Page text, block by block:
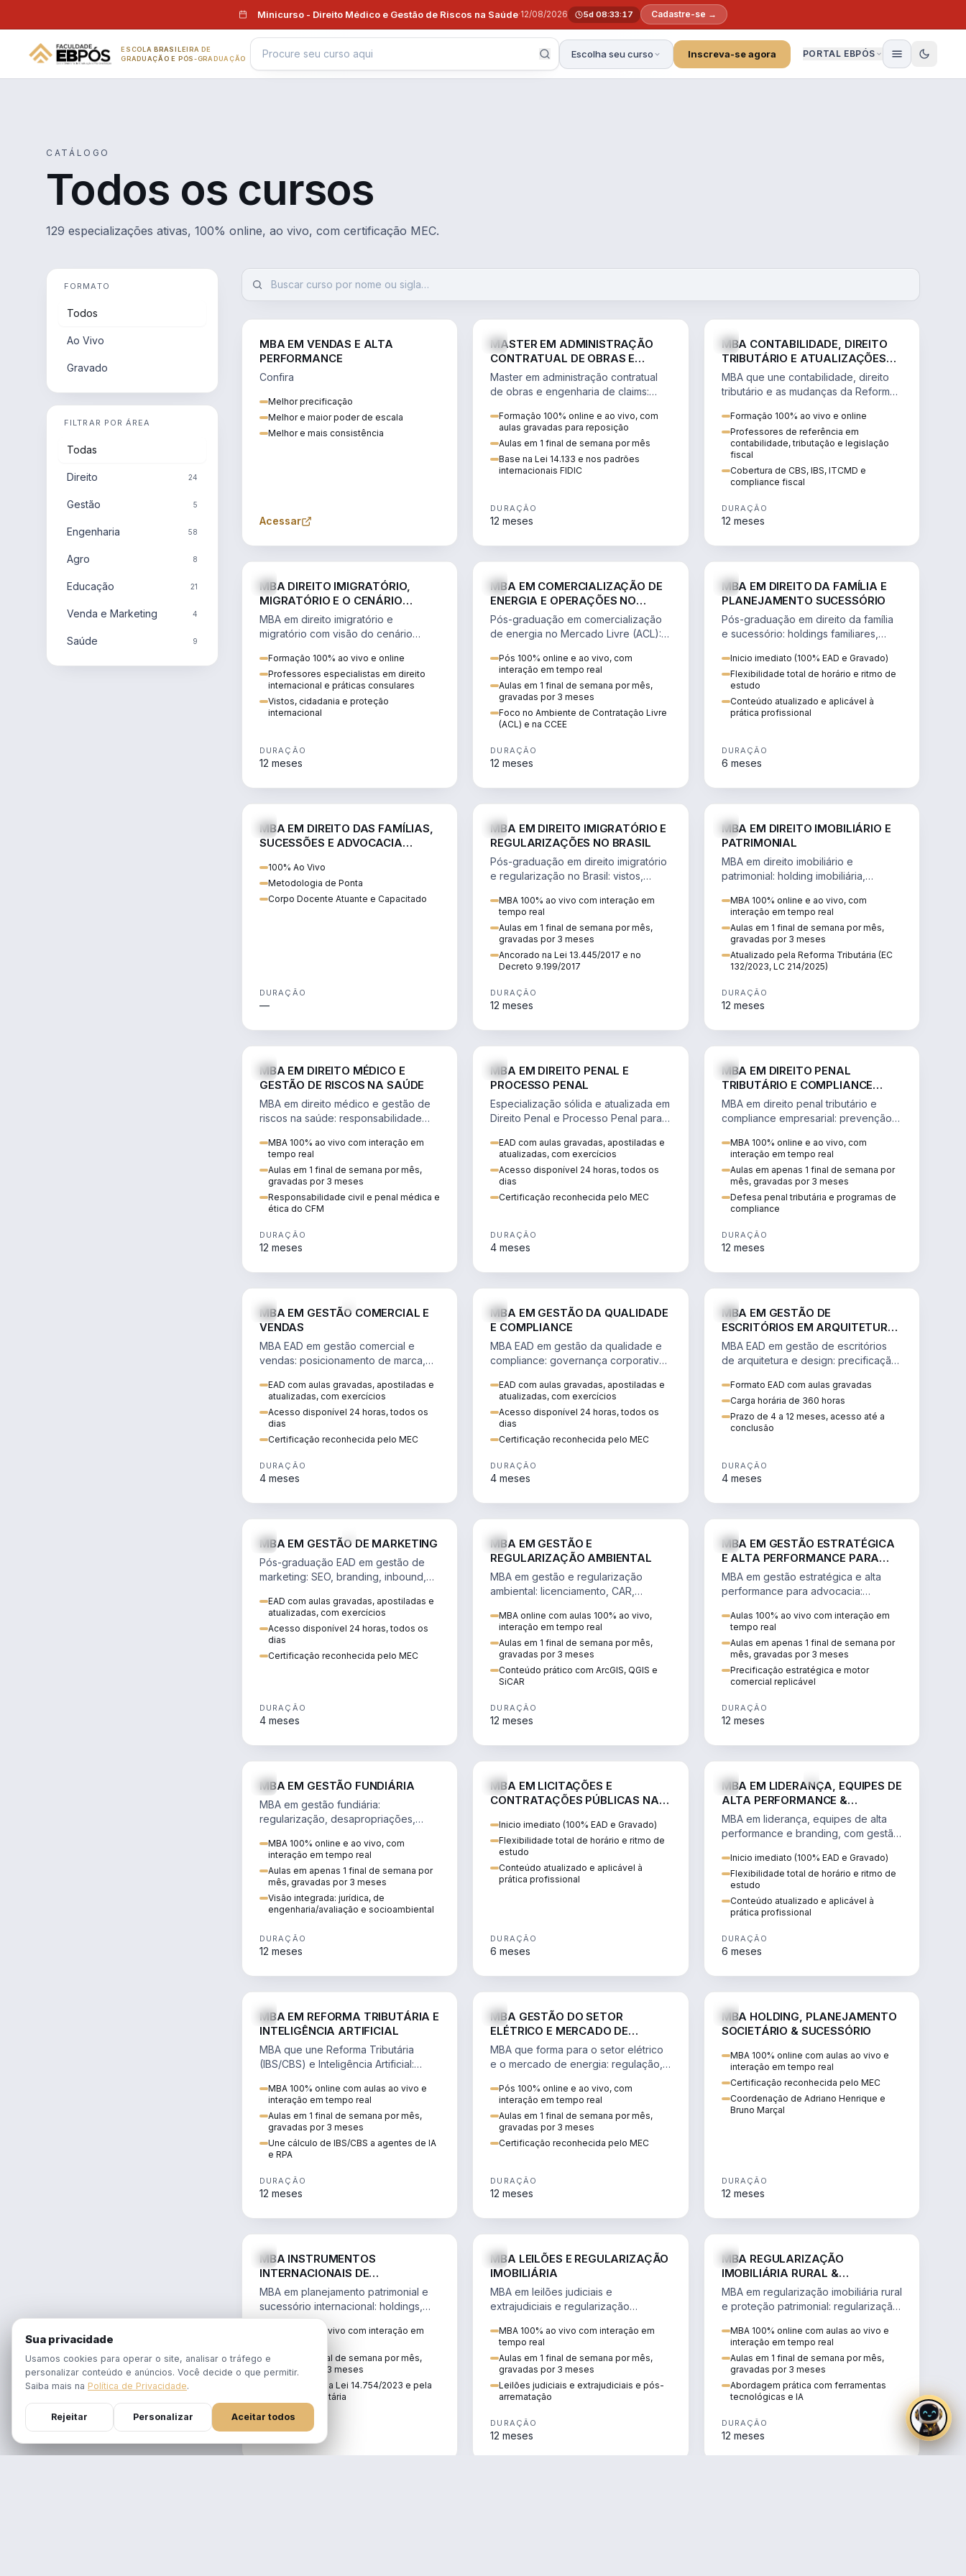
Minicurso - Direito Médico e Gestão de Riscos na Saúde·12/08/2026 5d 08:33:15 Cadastre-se →
ESCOLA BRASILEIRA DE
GRADUAÇÃO E PÓS-GRADUAÇÃO
Escolha seu curso Inscreva-se agora PORTAL EBPÓS
CATÁLOGO
Todos os cursos
129 especializações ativas, 100% online, ao vivo, com certificação MEC.
FORMATO
Todos
Ao Vivo
Gravado
FILTRAR POR ÁREA
Todas
Direito 24
Gestão 5
Engenharia 58
Agro 8
Educação 21
Venda e Marketing 4
Saúde 9
MBA EM VENDAS E ALTA
PERFORMANCE
Confira
Melhor precificação
Melhor e maior poder de escala
Melhor e mais consistência
Acessar
MASTER EM ADMINISTRAÇÃO
CONTRATUAL DE OBRAS E
ENGENHARIA DE CLAIMS
Master em administração contratual
de obras e engenharia de claims:
pleitos, delay analysis e FIDIC.
Formação 100% online e ao vivo, com
aulas gravadas para reposição
Aulas em 1 final de semana por mês
Base na Lei 14.133 e nos padrões
internacionais FIDIC
DURAÇÃO
12 meses
MBA CONTABILIDADE, DIREITO
TRIBUTÁRIO E ATUALIZAÇÕES
DA REFORMA TRIBUTÁRIA
MBA que une contabilidade, direito
tributário e as mudanças da Reforma
estratégica no novo cenário.
Formação 100% ao vivo e online
Professores de referência em
contabilidade, tributação e legislação
fiscal
Cobertura de CBS, IBS, ITCMD e
compliance fiscal
DURAÇÃO
12 meses
MBA DIREITO IMIGRATÓRIO,
MIGRATÓRIO E O CENÁRIO
INTERNACIONAL
MBA em direito imigratório e
migratório com visão do cenário
regularização e consultoria
transnacional.
Formação 100% ao vivo e online
Professores especialistas em direito
internacional e práticas consulares
Vistos, cidadania e proteção
internacional
DURAÇÃO
12 meses
MBA EM COMERCIALIZAÇÃO DE
ENERGIA E OPERAÇÕES NO
MERCADO LIVRE
Pós-graduação em comercialização
de energia no Mercado Livre (ACL):
risco e migração de clientes.
Pós 100% online e ao vivo, com
interação em tempo real
Aulas em 1 final de semana por mês,
gravadas por 3 meses
Foco no Ambiente de Contratação Livre
(ACL) e na CCEE
DURAÇÃO
12 meses
MBA EM DIREITO DA FAMÍLIA E
PLANEJAMENTO SUCESSÓRIO
Pós-graduação em direito da família
e sucessório: holdings familiares,
tributação da sucessão.
Inicio imediato (100% EAD e Gravado)
Flexibilidade total de horário e ritmo de
estudo
Conteúdo atualizado e aplicável à
prática profissional
DURAÇÃO
6 meses
MBA EM DIREITO DAS FAMÍLIAS,
SUCESSÕES E ADVOCACIA
100% Ao Vivo
Metodologia de Ponta
Corpo Docente Atuante e Capacitado
DURAÇÃO
—
MBA EM DIREITO IMIGRATÓRIO E
REGULARIZAÇÕES NO BRASIL
Pós-graduação em direito imigratório
e regularização no Brasil: vistos,
tributação do imigrante.
MBA 100% ao vivo com interação em
tempo real
Aulas em 1 final de semana por mês,
gravadas por 3 meses
Ancorado na Lei 13.445/2017 e no
Decreto 9.199/2017
DURAÇÃO
12 meses
MBA EM DIREITO IMOBILIÁRIO E
PATRIMONIAL
MBA em direito imobiliário e
patrimonial: holding imobiliária,
contratos e impactos da Reforma
Tributária.
MBA 100% online e ao vivo, com
interação em tempo real
Aulas em 1 final de semana por mês,
gravadas por 3 meses
Atualizado pela Reforma Tributária (EC
132/2023, LC 214/2025)
DURAÇÃO
12 meses
MBA EM DIREITO MÉDICO E
GESTÃO DE RISCOS NA SAÚDE
MBA em direito médico e gestão de
riscos na saúde: responsabilidade
judicialização e planejamento
patrimonial.
MBA 100% ao vivo com interação em
tempo real
Aulas em 1 final de semana por mês,
gravadas por 3 meses
Responsabilidade civil e penal médica e
ética do CFM
DURAÇÃO
12 meses
MBA EM DIREITO PENAL E
PROCESSO PENAL
Especialização sólida e atualizada em
Direito Penal e Processo Penal para a
jurídicos.
EAD com aulas gravadas, apostiladas e
atualizadas, com exercícios
Acesso disponível 24 horas, todos os
dias
Certificação reconhecida pelo MEC
DURAÇÃO
4 meses
MBA EM DIREITO PENAL
TRIBUTÁRIO E COMPLIANCE
EMPRESARIAL
MBA em direito penal tributário e
compliance empresarial: prevenção à
tributários e auditoria.
MBA 100% online e ao vivo, com
interação em tempo real
Aulas em apenas 1 final de semana por
mês, gravadas por 3 meses
Defesa penal tributária e programas de
compliance
DURAÇÃO
12 meses
MBA EM GESTÃO COMERCIAL E
VENDAS
MBA EAD em gestão comercial e
vendas: posicionamento de marca,
comportamento do consumidor na
era digital.
EAD com aulas gravadas, apostiladas e
atualizadas, com exercícios
Acesso disponível 24 horas, todos os
dias
Certificação reconhecida pelo MEC
DURAÇÃO
4 meses
MBA EM GESTÃO DA QUALIDADE
E COMPLIANCE
MBA EAD em gestão da qualidade e
compliance: governança corporativa,
contínua e IA aplicada a processos.
EAD com aulas gravadas, apostiladas e
atualizadas, com exercícios
Acesso disponível 24 horas, todos os
dias
Certificação reconhecida pelo MEC
DURAÇÃO
4 meses
MBA EM GESTÃO DE
ESCRITÓRIOS EM ARQUITETURA
E DESIGN
MBA EAD em gestão de escritórios
de arquitetura e design: precificação,
gestão de equipes criativas.
Formato EAD com aulas gravadas
Carga horária de 360 horas
Prazo de 4 a 12 meses, acesso até a
conclusão
DURAÇÃO
4 meses
MBA EM GESTÃO DE MARKETING
Pós-graduação EAD em gestão de
marketing: SEO, branding, inbound,
decisões orientadas por dados.
EAD com aulas gravadas, apostiladas e
atualizadas, com exercícios
Acesso disponível 24 horas, todos os
dias
Certificação reconhecida pelo MEC
DURAÇÃO
4 meses
MBA EM GESTÃO E
REGULARIZAÇÃO AMBIENTAL
MBA em gestão e regularização
ambiental: licenciamento, CAR,
perícia ambiental com ArcGIS, QGIS e
SiCAR.
MBA online com aulas 100% ao vivo,
interação em tempo real
Aulas em 1 final de semana por mês,
gravadas por 3 meses
Conteúdo prático com ArcGIS, QGIS e
SiCAR
DURAÇÃO
12 meses
MBA EM GESTÃO ESTRATÉGICA
E ALTA PERFORMANCE PARA
ADVOCACIA
MBA em gestão estratégica e alta
performance para advocacia:
escalável, lucrativo e bem
precificado.
Aulas 100% ao vivo com interação em
tempo real
Aulas em apenas 1 final de semana por
mês, gravadas por 3 meses
Precificação estratégica e motor
comercial replicável
DURAÇÃO
12 meses
MBA EM GESTÃO FUNDIÁRIA
MBA em gestão fundiária:
regularização, desapropriações,
ambiental em projetos de
infraestrutura.
MBA 100% online e ao vivo, com
interação em tempo real
Aulas em apenas 1 final de semana por
mês, gravadas por 3 meses
Visão integrada: jurídica, de
engenharia/avaliação e socioambiental
DURAÇÃO
12 meses
MBA EM LICITAÇÕES E
CONTRATAÇÕES PÚBLICAS NA
Inicio imediato (100% EAD e Gravado)
Flexibilidade total de horário e ritmo de
estudo
Conteúdo atualizado e aplicável à
prática profissional
DURAÇÃO
6 meses
MBA EM LIDERANÇA, EQUIPES DE
ALTA PERFORMANCE &
BRANDING
MBA em liderança, equipes de alta
performance e branding, com gestão
e comunicação persuasiva.
Inicio imediato (100% EAD e Gravado)
Flexibilidade total de horário e ritmo de
estudo
Conteúdo atualizado e aplicável à
prática profissional
DURAÇÃO
6 meses
MBA EM REFORMA TRIBUTÁRIA E
INTELIGÊNCIA ARTIFICIAL
MBA que une Reforma Tributária
(IBS/CBS) e Inteligência Artificial:
RPA e automação da rotina fiscal.
MBA 100% online com aulas ao vivo e
interação em tempo real
Aulas em 1 final de semana por mês,
gravadas por 3 meses
Une cálculo de IBS/CBS a agentes de IA
e RPA
DURAÇÃO
12 meses
MBA GESTÃO DO SETOR
ELÉTRICO E MERCADO DE
ENERGIA
MBA que forma para o setor elétrico
e o mercado de energia: regulação,
transmissão e revisão tarifária.
Pós 100% online e ao vivo, com
interação em tempo real
Aulas em 1 final de semana por mês,
gravadas por 3 meses
Certificação reconhecida pelo MEC
DURAÇÃO
12 meses
MBA HOLDING, PLANEJAMENTO
SOCIETÁRIO & SUCESSÓRIO
MBA 100% online com aulas ao vivo e
interação em tempo real
Certificação reconhecida pelo MEC
Coordenação de Adriano Henrique e
Bruno Marçal
DURAÇÃO
12 meses
MBA INSTRUMENTOS
INTERNACIONAIS DE
PLANEJAMENTO PATRIMONIAL &
SUCESSÓRIO
MBA em planejamento patrimonial e
sucessório internacional: holdings,
trusts e offshore sob a Lei
14.754/2023 e a Reforma Tributária.
MBA 100% ao vivo com interação em
Aulas em 1 final de semana por mês,
gravadas por 3 meses
Atualizado pela Lei 14.754/2023 e pela
Reforma Tributária
DURAÇÃO
12 meses
MBA LEILÕES E REGULARIZAÇÃO
IMOBILIÁRIA
MBA em leilões judiciais e
extrajudiciais e regularização
alienação fiduciária e pós-
arrematação.
MBA 100% ao vivo com interação em
tempo real
Aulas em 1 final de semana por mês,
gravadas por 3 meses
Leilões judiciais e extrajudiciais e pós-
arrematação
DURAÇÃO
12 meses
MBA REGULARIZAÇÃO
IMOBILIÁRIA RURAL &
PROTEÇÃO PATRIMONIAL
MBA em regularização imobiliária rural
e proteção patrimonial: regularização
rural.
MBA 100% online com aulas ao vivo e
interação em tempo real
Aulas em 1 final de semana por mês,
gravadas por 3 meses
Abordagem prática com ferramentas
tecnológicas e IA
DURAÇÃO
12 meses
Sua privacidade
Usamos cookies para operar o site, analisar o tráfego e
personalizar conteúdo e anúncios. Você decide o que permitir.
Saiba mais na Política de Privacidade.
Rejeitar Personalizar Aceitar todos